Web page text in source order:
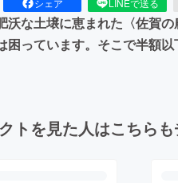
シェア LINEで送る
沃な土壌に恵まれた〈佐賀
困っています。そこで半額
トを見た人はこちら